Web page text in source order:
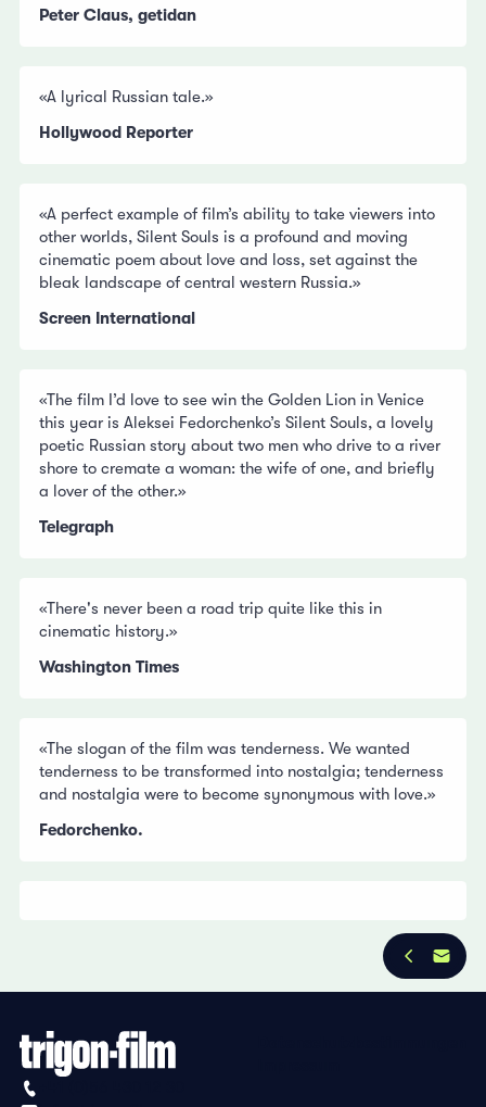
Peter Claus, getidan
«A lyrical Russian tale.»
Hollywood Reporter
«A perfect example of film’s ability to take viewers into
other worlds, Silent Souls is a profound and moving
cinematic poem about love and loss, set against the
bleak landscape of central western Russia.»
Screen International
«The film I’d love to see win the Golden Lion in Venice
this year is Aleksei Fedorchenko’s Silent Souls, a lovely
poetic Russian story about two men who drive to a river
shore to cremate a woman: the wife of one, and briefly
a lover of the other.»
Telegraph
«There's never been a road trip quite like this in
cinematic history.»
Washington Times
«The slogan of the film was tenderness. We wanted
tenderness to be transformed into nostalgia; tenderness
and nostalgia were to become synonymous with love.»
Fedorchenko.